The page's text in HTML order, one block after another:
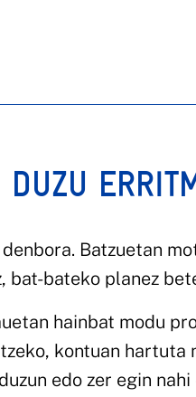
Batzuetan
bat-bateko planez
hainbat modu
kontuan hartuta
edo zer egin nahi